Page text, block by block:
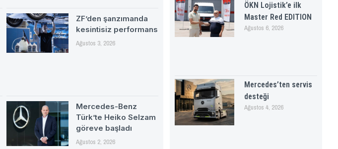
ZF’den şanzımanda
kesintisiz performans
Ağustos 3, 2026
Mercedes-Benz
Türk’te Heiko Selzam
göreve başladı
Ağustos 2, 2026
ÖKN Lojistik’e ilk
Master Red EDITION
Ağustos 6, 2026
Mercedes’ten servis
desteği
Ağustos 4, 2026